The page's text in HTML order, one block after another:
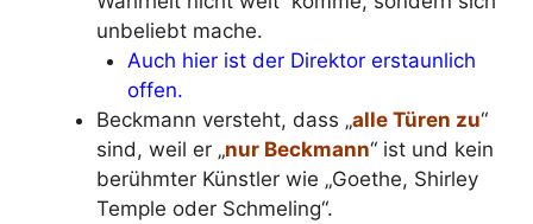
unbeliebt mache.
Auch hier ist der Direktor erstaunlich
offen.
Beckmann versteht, dass „alle Türen zu“
sind, weil er „nur Beckmann“ ist und kein
berühmter Künstler wie „Goethe, Shirley
Temple oder Schmeling“.